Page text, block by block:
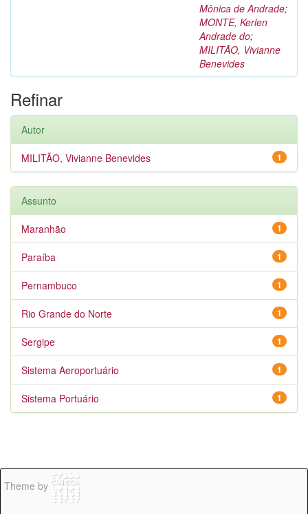
Mônica de Andrade;
MONTE, Kerlen
Andrade do;
MILITÃO, Vivianne
Benevides
Refinar
Autor
1
MILITÃO, Vivianne Benevides
Assunto
1
Maranhão
1
Paraíba
1
Pernambuco
1
Rio Grande do Norte
1
Sergipe
1
Sistema Aeroportuário
1
Sistema Portuário
Theme by